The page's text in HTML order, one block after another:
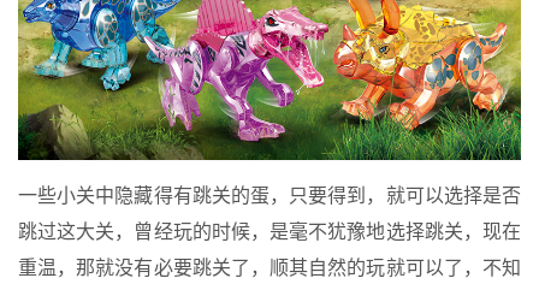
一些小关中隐藏得有跳关的蛋，只要得到，就可以选择是否
跳过这大关，曾经玩的时候，是毫不犹豫地选择跳关，现在
重温，那就没有必要跳关了，顺其自然的玩就可以了，不知